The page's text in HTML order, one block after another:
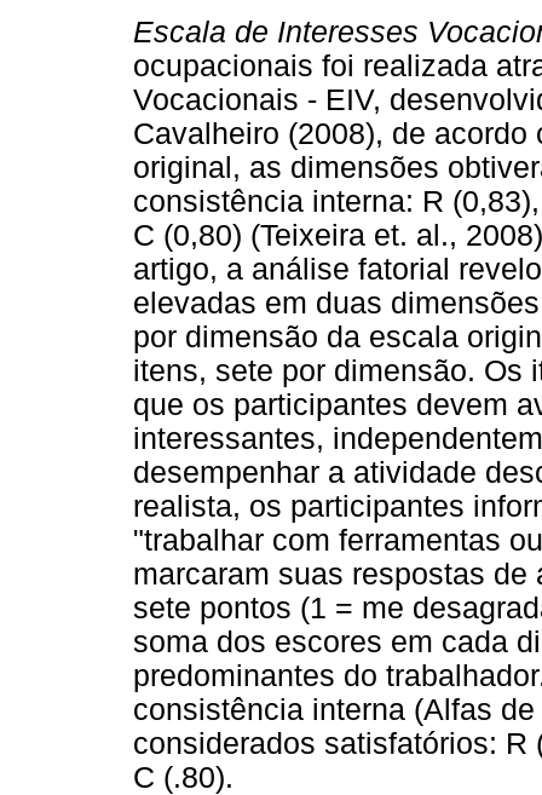
Escala de Interesses
ocupacionais foi realizada
Vocacionais - EIV,
Cavalheiro (2008), de
original, as dimensões
consistência interna: R
C (0,80) (Teixeira et. al.,
artigo, a análise fatorial
elevadas em duas
por dimensão da escala
itens, sete por dimensão. Os
que os participantes devem
interessantes,
desempenhar a atividade
realista, os participantes
"trabalhar com ferramentas
marcaram suas respostas
sete pontos (1 = me
soma dos escores em cada
predominantes do
consistência interna (Alfas
considerados satisfatórios: R
C (.80).